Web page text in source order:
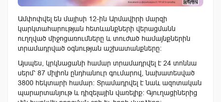
Ամփոփվել են մայիսի 12-ին Արմավիրի մարզի
կարկտահարության հետևանքների վերացմանն
ուղղված միջոցառումները և տուժած համայնքներին
տրամադրված օգնության աշխատանքները:
Այսպես, կրկնացանի համար տրամադրվել է 24 տոննա
սերմ՝ 87 միլիոն ընդհանուր գումարով, նախատեսված
3800 հեկտարի համար: Տրամադրվել է նաև ազոտական
պարարտանյութ և դիզելային վառելիք: Գյուղացիներից